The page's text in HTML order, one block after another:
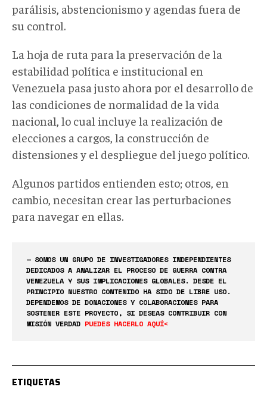
parálisis, abstencionismo y agendas fuera de
su control.
La hoja de ruta para la preservación de la
estabilidad política e institucional en
Venezuela pasa justo ahora por el desarrollo de
las condiciones de normalidad de la vida
nacional, lo cual incluye la realización de
elecciones a cargos, la construcción de
distensiones y el despliegue del juego político.
Algunos partidos entienden esto; otros, en
cambio, necesitan crear las perturbaciones
para navegar en ellas.
— SOMOS UN GRUPO DE INVESTIGADORES INDEPENDIENTES
DEDICADOS A ANALIZAR EL PROCESO DE GUERRA CONTRA
VENEZUELA Y SUS IMPLICACIONES GLOBALES. DESDE EL
PRINCIPIO NUESTRO CONTENIDO HA SIDO DE LIBRE USO.
DEPENDEMOS DE DONACIONES Y COLABORACIONES PARA
SOSTENER ESTE PROYECTO, SI DESEAS CONTRIBUIR CON
MISIÓN VERDAD PUEDES HACERLO AQUÍ<
ETIQUETAS